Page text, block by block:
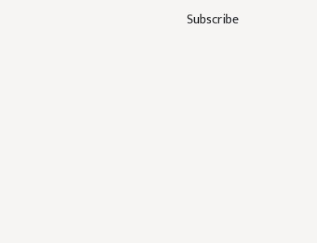
Subscribe